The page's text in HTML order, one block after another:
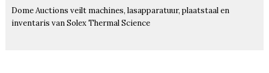
Dome Auctions veilt machines, lasapparatuur, plaatstaal en
inventaris van Solex Thermal Science